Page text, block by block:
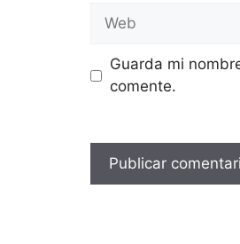
Web
Guarda mi
comente.